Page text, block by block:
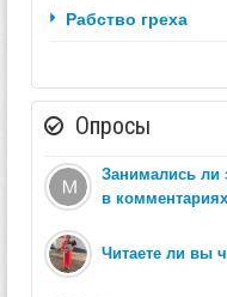
Рабство греха
Опросы
Занимались ли
в
Читаете ли вы